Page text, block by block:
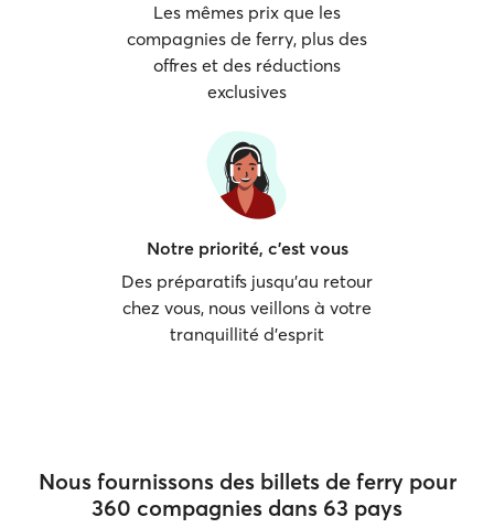
Les mêmes prix que les
compagnies de ferry, plus des
offres et des réductions
exclusives
Notre priorité, c'est vous
Des préparatifs jusqu'au retour
chez vous, nous veillons à votre
tranquillité d'esprit
Nous fournissons des billets de ferry pour
360 compagnies dans 63 pays